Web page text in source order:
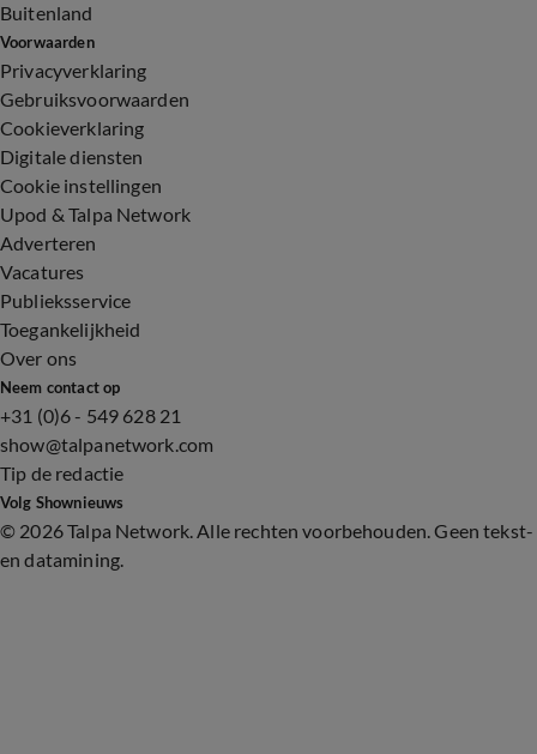
Buitenland
Voorwaarden
Privacyverklaring
Gebruiksvoorwaarden
Cookieverklaring
Digitale diensten
Cookie instellingen
Upod & Talpa Network
Adverteren
Vacatures
Publieksservice
Toegankelijkheid
Over ons
Neem contact op
+31 (0)6 - 549 628 21
show@talpanetwork.com
Tip de redactie
Volg Shownieuws
© 2026 Talpa Network. Alle rechten voorbehouden. Geen tekst-
en datamining.